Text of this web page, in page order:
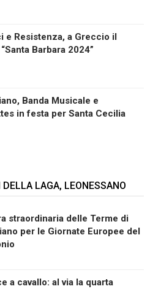
e Resistenza, a Greccio il
Barbara 2024”
Banda Musicale e
in festa per Santa Cecilia
LAGA, LEONESSANO
straordinaria delle Terme di
per le Giornate Europee del
a cavallo: al via la quarta